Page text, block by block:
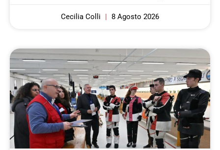
Cecilia Colli 8 Agosto 2026